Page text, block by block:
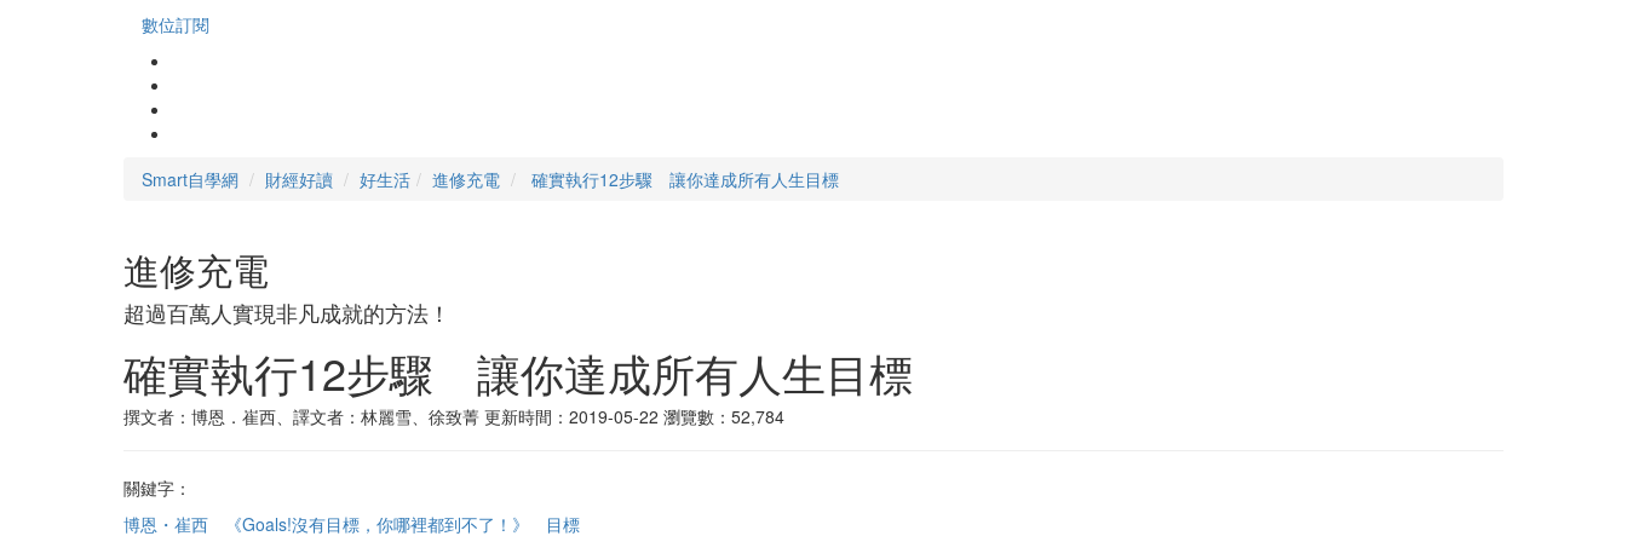
數位訂閱
Smart自學網 財經好讀 好生活 進修充電 確實執行12步驟 讓你達成所有人生目標
進修充電
超過百萬人實現非凡成就的方法！
確實執行12步驟 讓你達成所有人生目標
撰文者：博恩．崔西、譯文者：林麗雪、徐致菁 更新時間：2019-05-22 瀏覽數：52,784
關鍵字：
博恩・崔西
《Goals!沒有目標，你哪裡都到不了！》 目標